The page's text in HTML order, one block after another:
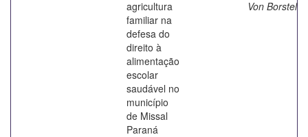
agricultura
familiar na
defesa do
direito à
alimentação
escolar
saudável no
município
de Missal
Paraná
Von Borstel